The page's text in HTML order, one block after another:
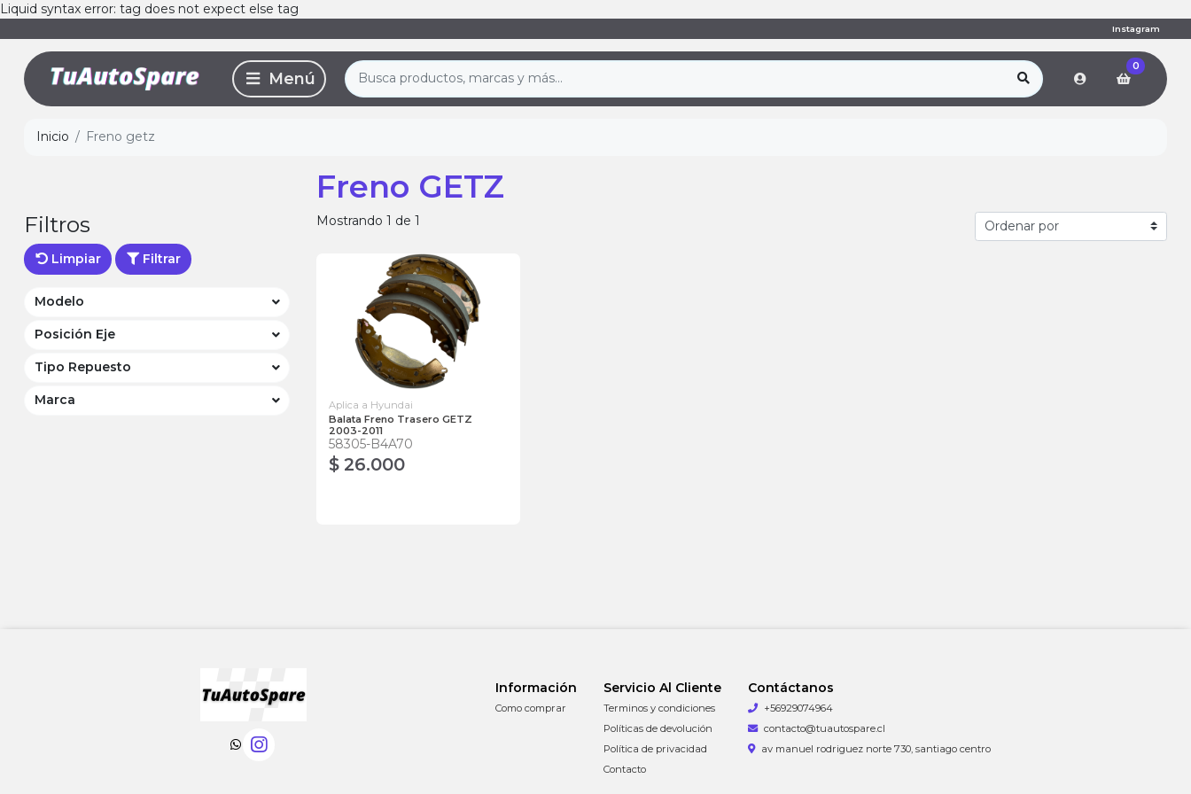
Liquid syntax error: tag does not expect else tag
Instagram
0
Inicio Freno getz
Freno GETZ
Filtros
Limpiar Filtrar
Modelo
Posición Eje
Tipo Repuesto
Marca
Mostrando 1 de 1
Aplica a Hyundai
Balata Freno Trasero GETZ
2003-2011
58305-B4A70
$ 26.000
Información
Como comprar
Servicio Al Cliente
Terminos y condiciones
Políticas de devolución
Política de privacidad
Contacto
Contáctanos
+56929074964
contacto@tuautospare.cl
av manuel rodriguez norte 730, santiago centro